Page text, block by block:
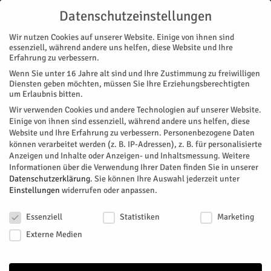
Start
« Alle Veranstaltungen
Diese Veranstaltung hat bereits stattgefunden.
BDH: Sozialrechtliche
Sprechstunde
Facebook
Datenschutzeinstellungen
Wir nutzen Cookies auf unserer Website. Einige von ihnen sind
essenziell, während andere uns helfen, diese Website und Ihre
Erfahrung zu verbessern.
Wenn Sie unter 16 Jahre alt sind und Ihre Zustimmung zu freiwilligen
Diensten geben möchten, müssen Sie Ihre Erziehungsberechtigten
um Erlaubnis bitten.
Wir verwenden Cookies und andere Technologien auf unserer Website.
Einige von ihnen sind essenziell, während andere uns helfen, diese
Website und Ihre Erfahrung zu verbessern. Personenbezogene Daten
können verarbeitet werden (z. B. IP-Adressen), z. B. für personalisierte
Anzeigen und Inhalte oder Anzeigen- und Inhaltsmessung. Weitere
Informationen über die Verwendung Ihrer Daten finden Sie in unserer
Datenschutzerklärung. Sie können Ihre Auswahl jederzeit unter
Einstellungen widerrufen oder anpassen.
Essenziell
Statistiken
Marketing
Externe Medien